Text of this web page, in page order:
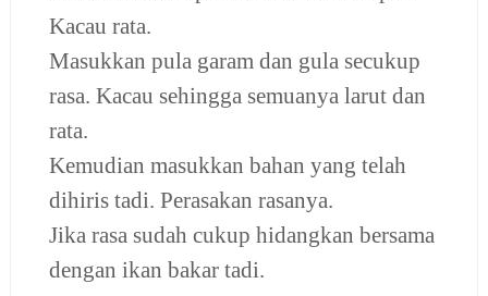
Kacau rata.
Masukkan pula garam dan gula secukup
rasa. Kacau sehingga semuanya larut dan
rata.
Kemudian masukkan bahan yang telah
dihiris tadi. Perasakan rasanya.
Jika rasa sudah cukup hidangkan bersama
dengan ikan bakar tadi.